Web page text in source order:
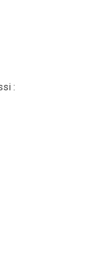
: